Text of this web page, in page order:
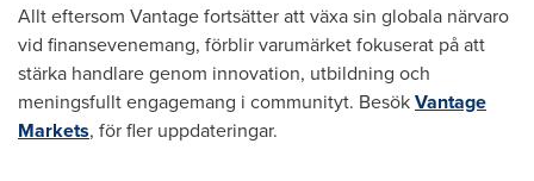
Allt eftersom Vantage fortsätter att växa sin globala närvaro
vid finansevenemang, förblir varumärket fokuserat på att
stärka handlare genom innovation, utbildning och
meningsfullt engagemang i communityt. BesökVantage
Markets, för fler uppdateringar.